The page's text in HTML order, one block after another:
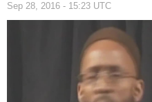
Sep 28, 2016 - 15:23 UTC